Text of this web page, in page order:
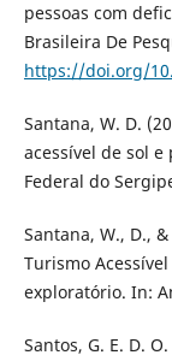
pessoas com
Brasileira De
https://doi.org/
Santana, W. D.
acessível de sol
Federal do
Santana, W., D.,
Turismo
exploratório. In:
Santos, G. E. D.